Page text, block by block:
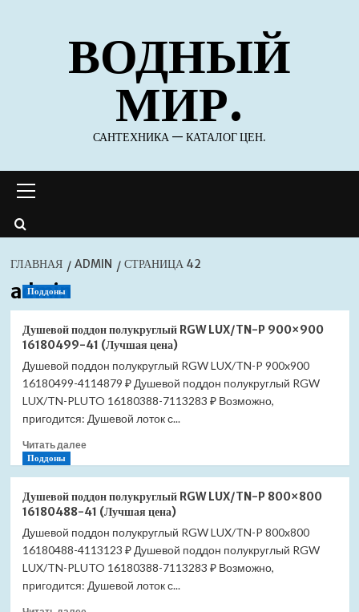
содержимомуВОДНЫЙ
МИР.
САНТЕХНИКА — КАТАЛОГ ЦЕН.
меню
ГЛАВНАЯ ADMIN СТРАНИЦА 42
admin
Поддоны
Душевой поддон полукруглый RGW LUX/TN-P 900×900
16180499-41 (Лучшая цена)
Душевой поддон полукруглый RGW LUX/TN-P 900x900
16180499-4114879 ₽ Душевой поддон полукруглый RGW
LUX/TN-PLUTO 16180388-7113283 ₽ Возможно,
пригодится: Душевой лоток с...
Читать далееПрочитать
поддон
полукруглый
RGW
LUX/TN-
P
900×900
16180499-
Поддоны
Душевой поддон полукруглый RGW LUX/TN-P 800×800
16180488-41 (Лучшая цена)
Душевой поддон полукруглый RGW LUX/TN-P 800x800
16180488-4113123 ₽ Душевой поддон полукруглый RGW
LUX/TN-PLUTO 16180388-7113283 ₽ Возможно,
пригодится: Душевой лоток с...
Прочитать